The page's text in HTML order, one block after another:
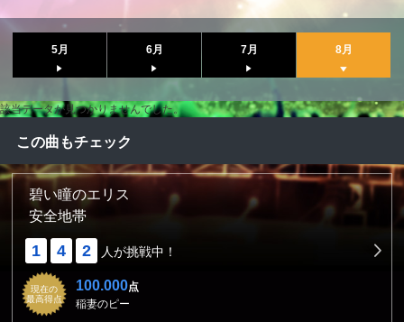
5月 6月 7月 8月
該当データが見つかりませんでした。
この曲もチェック
碧い瞳のエリス
安全地帯
1 4 2 人が挑戦中！
現在の
最高得点
100.000点
稲妻のピー